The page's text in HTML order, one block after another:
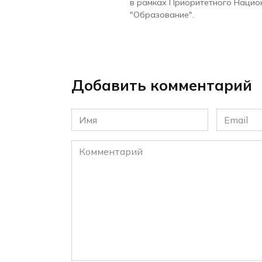
в рамках Приоритетного
"Образование".
Добавить комментарий
Имя
*
Email
*
Комментарий